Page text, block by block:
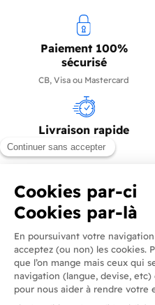
Paiement 100%
sécurisé
CB, Visa ou Mastercard
Livraison rapide
en 24/72h